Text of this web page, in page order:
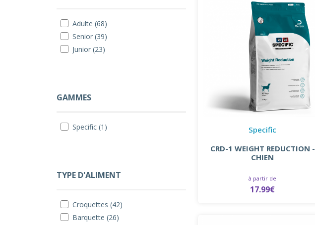
Adulte (68)
Senior (39)
Junior (23)
GAMMES
Specific (1)
TYPE D'ALIMENT
Croquettes (42)
Barquette (26)
Specific
CRD-1 WEIGHT REDUCTION -
CHIEN
à partir de
17.99€